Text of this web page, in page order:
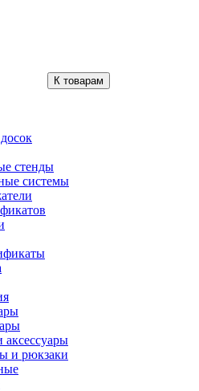
К товарам
стенды
системы
аксессуары
и рюкзаки